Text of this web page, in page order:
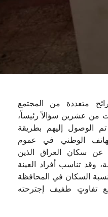
متعددة من المجتمع
من عشرين سؤالاً رئيساً،
مبحوثاً، تم الوصول إليهم بطريقة
الوطني في عموم
عن سكان العراق الذين
نسمة، وقد تناسب أفراد العينة
السكان في المحافظة
مع تفاوتٍ طفيف إجترحته